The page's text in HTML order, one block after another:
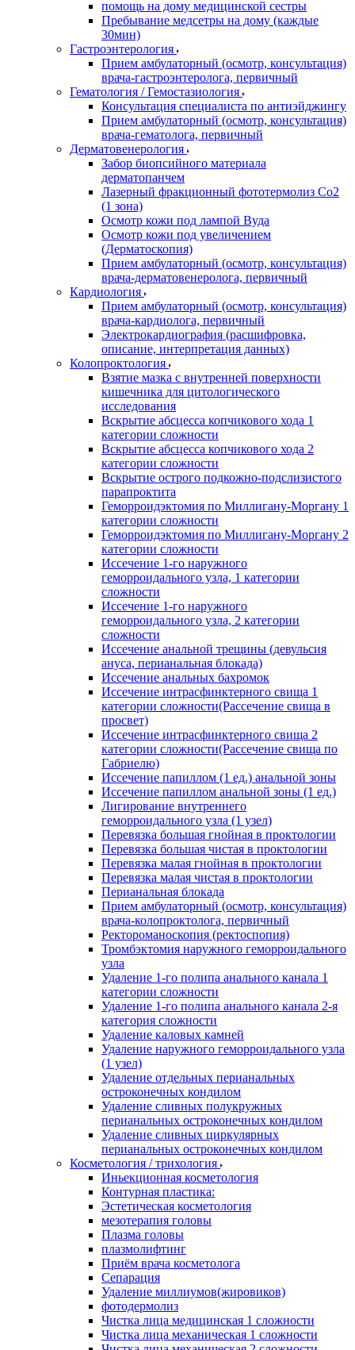
помощь на дому медицинской сестры
Пребывание медсетры на дому (каждые
30мин)
Гастроэнтерология
Прием амбулаторный (осмотр, консультация)
врача-гастроэнтеролога, первичный
Гематология / Гемостазиология
Консультация специалиста по антиэйджингу
Прием амбулаторный (осмотр, консультация)
врача-гематолога, первичный
Дерматовенерология
Забор биопсийного материала
дерматопанчем
Лазерный фракционный фототермолиз Со2
(1 зона)
Осмотр кожи под лампой Вуда
Осмотр кожи под увеличением
(Дерматоскопия)
Прием амбулаторный (осмотр, консультация)
врача-дерматовенеролога, первичный
Кардиология
Прием амбулаторный (осмотр, консультация)
врача-кардиолога, первичный
Электрокардиография (расшифровка,
описание, интерпретация данных)
Колопроктология
Взятие мазка с внутренней поверхности
кишечника для цитологического
исследования
Вскрытие абсцесса копчикового хода 1
категории сложности
Вскрытие абсцесса копчикового хода 2
категории сложности
Вскрытие острого подкожно-подслизистого
парапроктита
Геморроидэктомия по Миллигану-Моргану 1
категории сложности
Геморроидэктомия по Миллигану-Моргану 2
категории сложности
Иссечение 1-го наружного
геморроидального узла, 1 категории
сложности
Иссечение 1-го наружного
геморроидального узла, 2 категории
сложности
Иссечение анальной трещины (девульсия
ануса, перианальная блокада)
Иссечение анальных бахромок
Иссечение интрасфинктерного свища 1
категории сложности(Рассечение свища в
просвет)
Иссечение интрасфинктерного свища 2
категории сложности(Рассечение свища по
Габриелю)
Иссечение папиллом (1 ед.) анальной зоны
Иссечение папиллом анальной зоны (1 ед.)
Лигирование внутреннего
геморроидального узла (1 узел)
Перевязка большая гнойная в проктологии
Перевязка большая чистая в проктологии
Перевязка малая гнойная в проктологии
Перевязка малая чистая в проктологии
Перианальная блокада
Прием амбулаторный (осмотр, консультация)
врача-колопроктолога, первичный
Ректороманоскопия (ректоспопия)
Тромбэктомия наружного геморроидального
узла
Удаление 1-го полипа анального канала 1
категории сложности
Удаление 1-го полипа анального канала 2-я
категория сложности
Удаление каловых камней
Удаление наружного геморроидального узла
(1 узел)
Удаление отдельных перианальных
остроконечных кондилом
Удаление сливных полукружных
перианальных остроконечных кондилом
Удаление сливных циркулярных
перианальных остроконечных кондилом
Косметология / трихология
Иньекционная косметология
Контурная пластика:
Эстетическая косметология
мезотерапия головы
Плазма головы
плазмолифтинг
Приём врача косметолога
Сепарация
Удаление миллиумов(жировиков)
фотодермолиз
Чистка лица медицинская 1 сложности
Чистка лица механическая 1 сложности